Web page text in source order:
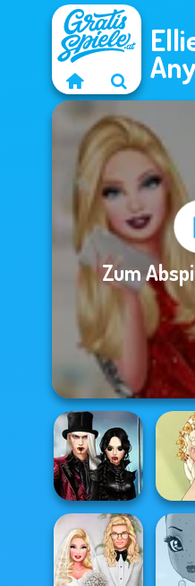
Zum
Twilight
Enchantment
Vampire R...